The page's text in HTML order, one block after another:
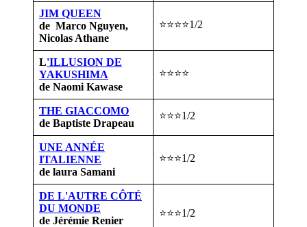
JIM QUEEN
de Marco Nguyen,
Nicolas Athane
⭐⭐⭐⭐1/2
L'ILLUSION DE
YAKUSHIMA
de Naomi Kawase
⭐⭐⭐⭐
THE GIACCOMO
de Baptiste Drapeau
⭐⭐⭐1/2
UNE ANNÉE
ITALIENNE
de laura Samani
⭐⭐⭐1/2
DE L'AUTRE CÔTÉ
DU MONDE
de Jérémie Renier
⭐⭐⭐1/2